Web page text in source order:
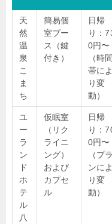
天
然
温
泉
こ
ま
ち
簡易個
室ブー
ス（鍵
付き）
日帰
り：
0円〜
（時間
帯によ
り変
動）
ユ
ー
ラ
ン
ド
ホ
テ
ル
八
仮眠室
（リク
ライニ
ング）
および
カプセ
ル
日帰
り：
0円〜
（プラ
ンによ
り変
動）